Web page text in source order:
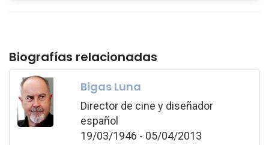
Biografías relacionadas
Bigas Luna
Director de cine y diseñador
español
19/03/1946 - 05/04/2013